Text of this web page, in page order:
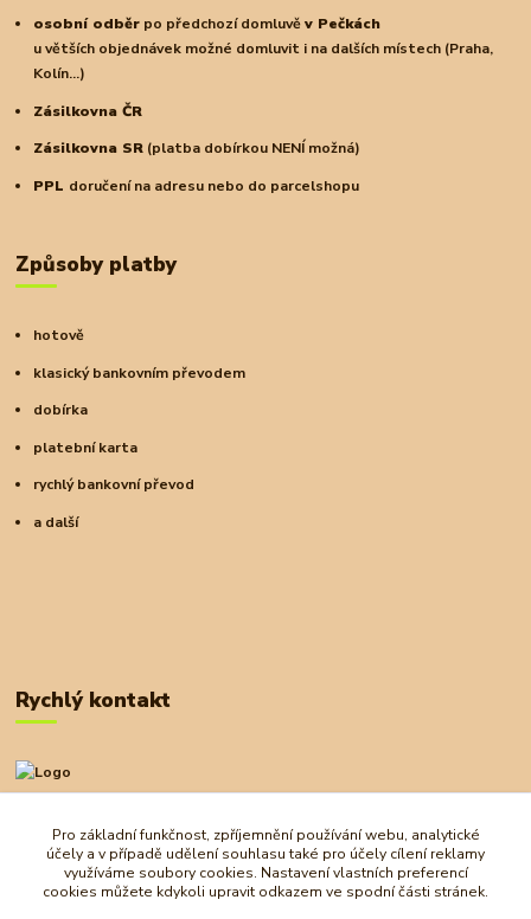
osobní odběr po předchozí domluvěv Pečkách
u větších objednávek možné domluvit i na dalších místech (Praha,
Kolín...)
Zásilkovna ČR
Zásilkovna SR (platba dobírkou NENÍ možná)
PPL doručení na adresu nebo do parcelshopu
Způsoby platby
hotově
klasický bankovním převodem
dobírka
platební karta
rychlý bankovní převod
a další
Rychlý kontakt
+420 727 972 830
obchod@ostrovherahlavolamu.cz
Pro základní funkčnost, zpříjemnění používání webu, analytické
účely a v případě udělení souhlasu také pro účely cílení reklamy
využíváme soubory cookies. Nastavení vlastních preferencí
cookies můžete kdykoli upravit odkazem ve spodní části stránek.